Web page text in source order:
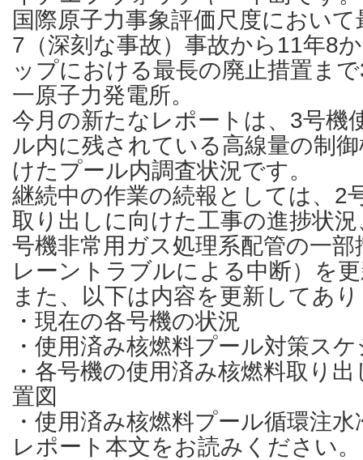
国際原子力事象評価尺度におい
7（深刻な事故）事故から11年8
ップにおける最長の廃止措置ま
一原子力発電所。
今月の新たなレポートは、3号機
ル内に残されている高線量の制
けたプール内調査状況です。
継続中の作業の続報としては、2
取り出しに向けた工事の進捗状
号機非常用ガス処理系配管の一
レーントラブルによる中断）を
また、以下は内容を更新してあ
・現在の各号機の状況
・使用済み核燃料プール対策ス
・各号機の使用済み核燃料取り
置図
・使用済み核燃料プール循環注
レポート本文をお読みください。